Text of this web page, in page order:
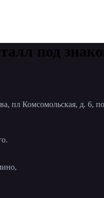
под
пл Комсомольская, д. 6,